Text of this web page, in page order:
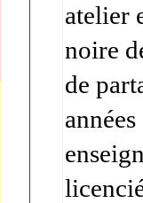
atelier
noire
de